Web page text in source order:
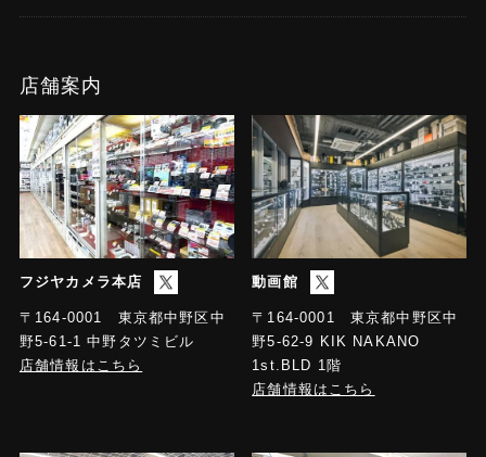
店舗案内
フジヤカメラ本店
〒164-0001 東京都中野区中
野5-61-1 中野タツミビル
店舗情報はこちら
動画館
〒164-0001 東京都中野区中
野5-62-9 KIK NAKANO
1st.BLD 1階
店舗情報はこちら